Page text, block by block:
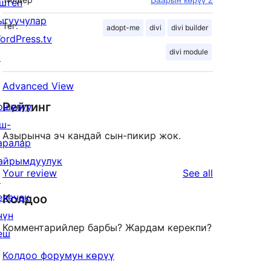
Тег: adopt-me divi divi builder
divi module
Advanced View
Рейтинг
Азырынча эч кандай сын-пикир жок.
Your review See all
Колдоо
Комментарийлер барбы? Жардам керекпи?
Колдоо форумун көрүү